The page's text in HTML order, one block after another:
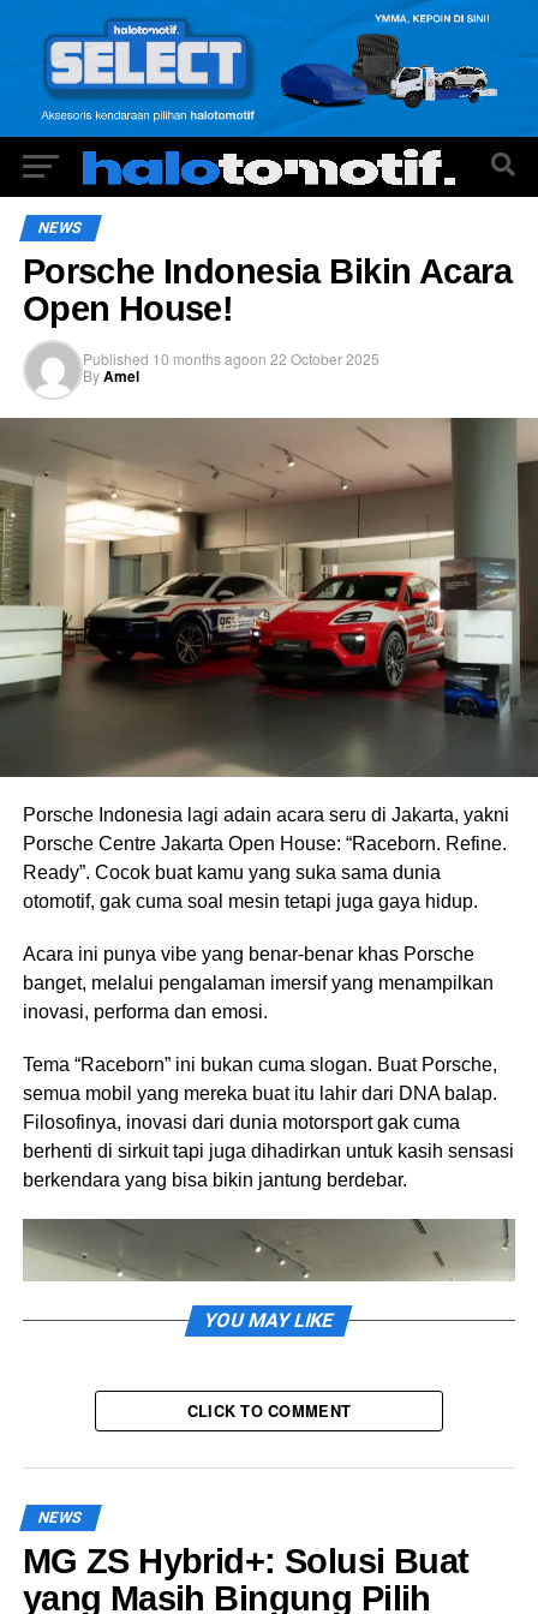
NEWS
Porsche Indonesia Bikin Acara
Open House!
Published 10 months agoon 22 October 2025
ByAmel
Porsche Indonesia lagi adain acara seru di Jakarta, yakni
Porsche Centre Jakarta Open House: “Raceborn. Refine.
Ready”. Cocok buat kamu yang suka sama dunia
otomotif, gak cuma soal mesin tetapi juga gaya hidup.
Acara ini punya vibe yang benar-benar khas Porsche
banget, melalui pengalaman imersif yang menampilkan
inovasi, performa dan emosi.
Tema “Raceborn” ini bukan cuma slogan. Buat Porsche,
semua mobil yang mereka buat itu lahir dari DNA balap.
Filosofinya, inovasi dari dunia motorsport gak cuma
berhenti di sirkuit tapi juga dihadirkan untuk kasih sensasi
berkendara yang bisa bikin jantung berdebar.
Nah, di acara ini, kamu bisa merasakan sendiri semangat
YOU MAY LIKE
CLICK TO COMMENT
NEWS
MG ZS Hybrid+: Solusi Buat
yang Masih Bingung Pilih